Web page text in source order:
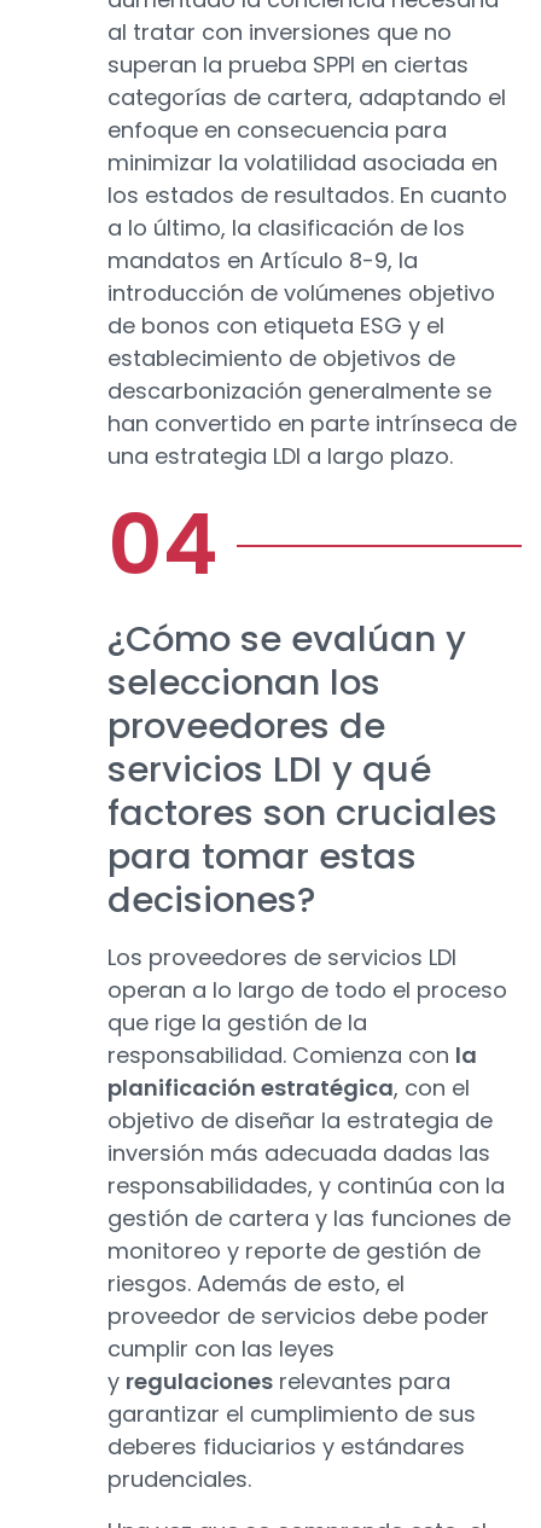
al tratar con inversiones que no
superan la prueba SPPI en ciertas
categorías de cartera, adaptando el
enfoque en consecuencia para
minimizar la volatilidad asociada en
los estados de resultados. En cuanto
a lo último, la clasificación de los
mandatos en Artículo 8-9, la
introducción de volúmenes objetivo
de bonos con etiqueta ESG y el
establecimiento de objetivos de
descarbonización generalmente se
han convertido en parte intrínseca de
una estrategia LDI a largo plazo.
¿Cómo se evalúan y
seleccionan los
proveedores de
servicios LDI y qué
factores son cruciales
para tomar estas
decisiones?
Los proveedores de servicios LDI
operan a lo largo de todo el proceso
que rige la gestión de la
responsabilidad. Comienza con la
planificación estratégica, con el
objetivo de diseñar la estrategia de
inversión más adecuada dadas las
responsabilidades, y continúa con la
gestión de cartera y las funciones de
monitoreo y reporte de gestión de
riesgos. Además de esto, el
proveedor de servicios debe poder
cumplir con las leyes
y regulaciones relevantes para
garantizar el cumplimiento de sus
deberes fiduciarios y estándares
prudenciales.